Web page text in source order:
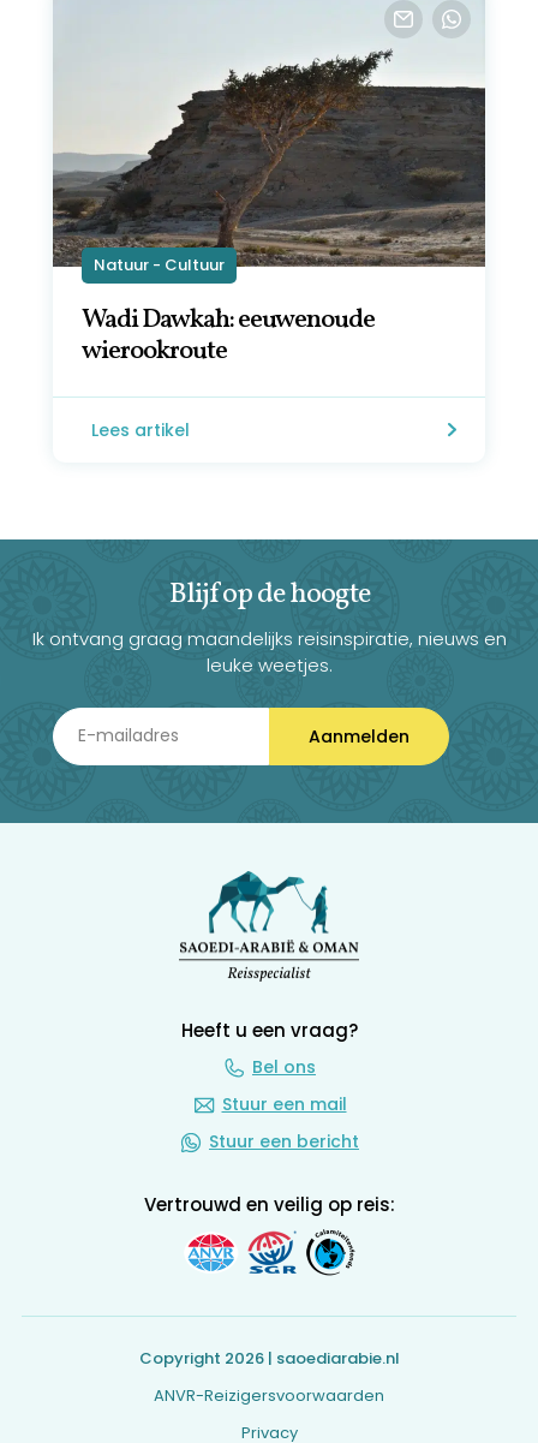
Natuur - Cultuur
Wadi Dawkah: eeuwenoude
wierookroute
Lees artikel
Blijf op de hoogte
Ik ontvang graag maandelijks reisinspiratie, nieuws en
leuke weetjes.
Aanmelden
Heeft u een vraag?
Bel ons
Stuur een mail
Stuur een bericht
Vertrouwd en veilig op reis:
Copyright 2026 | saoediarabie.nl
ANVR-Reizigersvoorwaarden
Privacy